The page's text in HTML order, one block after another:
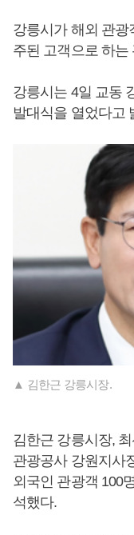
강릉시가 해외 관
주된 고객으로 하는
강릉시는 4일 교동
발대식을 열었다고
▲ 김한근 강릉시장.
김한근 강릉시장,
관광공사 강원지사
외국인 관광객 100
석했다.